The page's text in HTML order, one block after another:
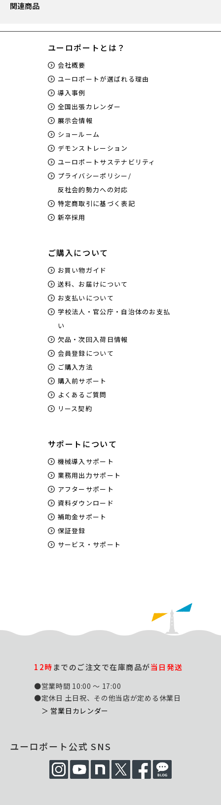
関連商品
ユーロポートとは？
会社概要
ユーロポートが選ばれる理由
導入事例
全国出張カレンダー
展示会情報
ショールーム
デモンストレーション
ユーロポートサステナビリティ
プライバシーポリシー/
反社会的勢力への対応
特定商取引に基づく表記
新卒採用
ご購入について
お買い物ガイド
送料、お届けについて
お支払いについて
学校法人・官公庁・自治体のお支払
い
欠品・次回入荷日情報
会員登録について
ご購入方法
購入前サポート
よくあるご質問
リース契約
サポートについて
機械導入サポート
業務用出力サポート
アフターサポート
資料ダウンロード
補助金サポート
保証登録
サービス・サポート
12時までのご注文で在庫商品が当日発送
●営業時間 10:00 ～ 17:00
●定休日 土日祝、その他当店が定める休業日
＞ 営業日カレンダー
ユーロポート公式 SNS